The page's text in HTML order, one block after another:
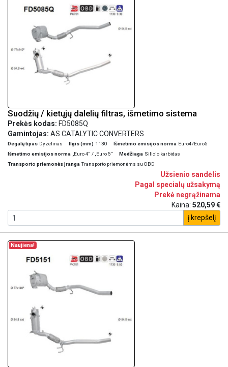
Kw / 140 cv CBDB, CFHC 10/08>1/11 VOLKSWAGEN JETTA 1.6TDI
DPF 1598 cc 66 Kw / 90 cv CAYB 12/09>10/10 VOLKSWAGEN
JETTA 1.6TDI DPF 1598 cc 77 Kw / 105 cv CAYC 7/09>10/10
VOLKSWAGEN JETTA 2.0TDI DPF 1968 cc 100 Kw / 136 cv CBDA
7/08>10/10 VOLKSWAGEN JETTA 2.0TDI DPF 1968 cc 103 Kw /
140 cv CBDB 7/08>10/10 VOLKSWAGEN SCIROCCO 2.0TDI DPF
1968 cc 100 Kw / 136 cv CFHB 11/10>5/14 VOLKSWAGEN
SCIROCCO 2.0TDI DPF 1968 cc 103 Kw / 140 cv CBDB, CFHC
Suodžių / kietųjų dalelių filtras, išmetimo sistema
Prekės kodas: FD5085Q
Gamintojas: AS CATALYTIC CONVERTERS
Degalų tipas Dyzelinas Ilgis (mm) 1130 Išmetimo emisijos norma Euro4/Euro5
Išmetimo emisijos norma
„Euro 4“ / „Euro 5“ Medžiaga Silicio karbidas
Transporto priemonės įranga Transporto priemonėms su OBD
Užsienio sandėlis
Pagal specialų užsakymą
Prekė negrąžinama
Kaina: 520,59 €
į krepšelį
Naujiena!